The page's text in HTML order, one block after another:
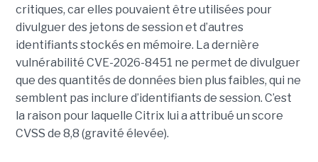
critiques, car elles pouvaient être utilisées pour
divulguer des jetons de session et d’autres
identifiants stockés en mémoire. La dernière
vulnérabilité CVE-2026-8451 ne permet de divulguer
que des quantités de données bien plus faibles, qui ne
semblent pas inclure d’identifiants de session. C’est
la raison pour laquelle Citrix lui a attribué un score
CVSS de 8,8 (gravité élevée).